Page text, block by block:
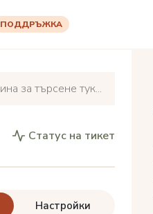
ПОДДРЪЖКА
Статус на тикет
Настройки